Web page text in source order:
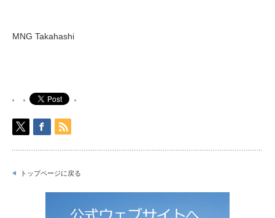
MNG Takahashi
トップページに戻る